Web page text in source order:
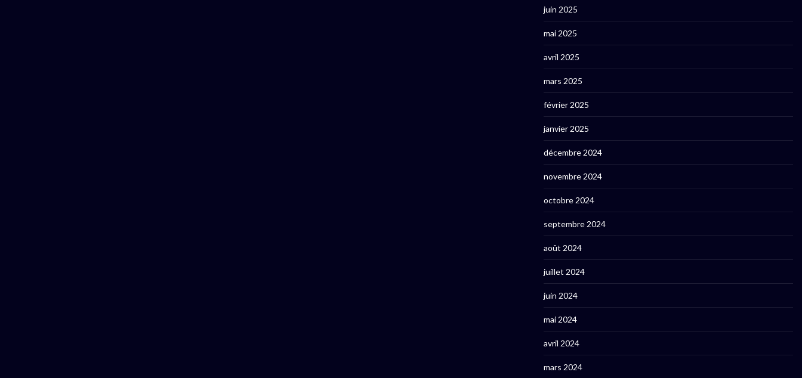
juin 2025
mai 2025
avril 2025
mars 2025
février 2025
janvier 2025
décembre 2024
novembre 2024
octobre 2024
septembre 2024
août 2024
juillet 2024
juin 2024
mai 2024
avril 2024
mars 2024